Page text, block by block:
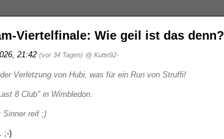
Viertelfinale: Wie geil ist das denn?
21:42 (vor 34 Tagen) @ Kutte92-
Verletzung von Hubi, was für ein Run von Struffi!
8 Club" in Wimbledon.
Sinner reif ;)
;-)